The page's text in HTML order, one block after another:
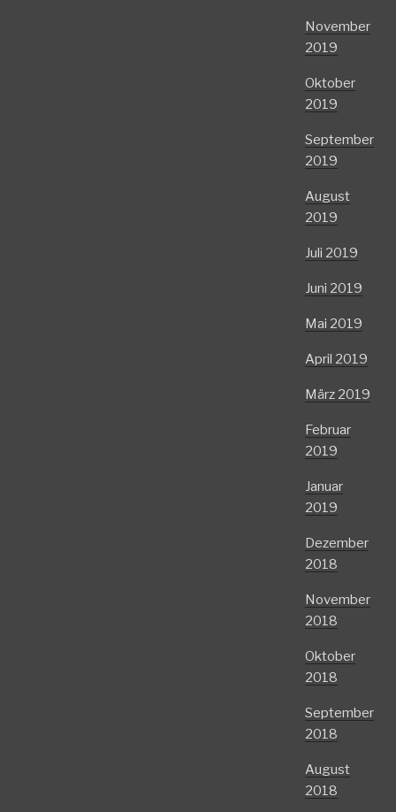
November
2019
Oktober
2019
September
2019
August
2019
Juli 2019
Juni 2019
Mai 2019
April 2019
März 2019
Februar
2019
Januar
2019
Dezember
2018
November
2018
Oktober
2018
September
2018
August
2018